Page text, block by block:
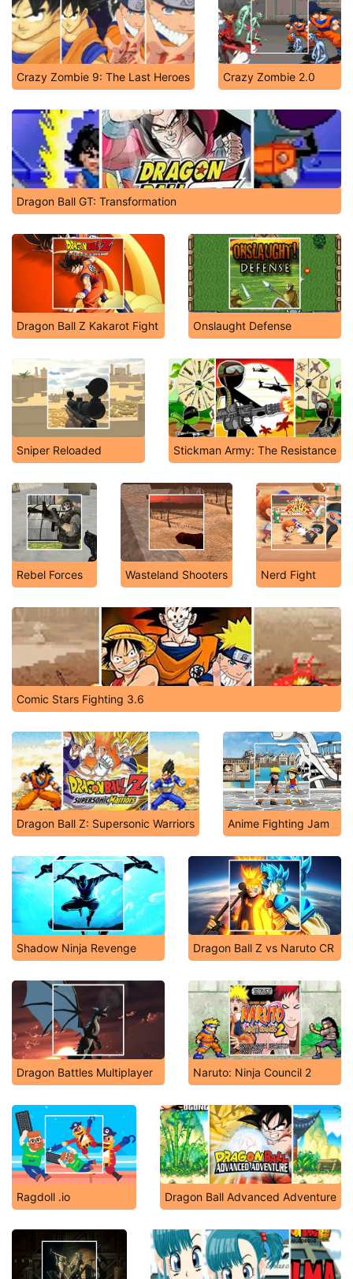
Crazy Zombie 9: The Last Heroes Crazy Zombie 2.0
Dragon Ball GT: Transformation
Dragon Ball Z Kakarot Fight Onslaught Defense
Sniper Reloaded Stickman Army: The Resistance
Rebel Forces Wasteland Shooters Nerd Fight
Comic Stars Fighting 3.6
Dragon Ball Z: Supersonic Warriors Anime Fighting Jam
Shadow Ninja Revenge Dragon Ball Z vs Naruto CR
Dragon Battles Multiplayer Naruto: Ninja Council 2
Ragdoll .io Dragon Ball Advanced Adventure